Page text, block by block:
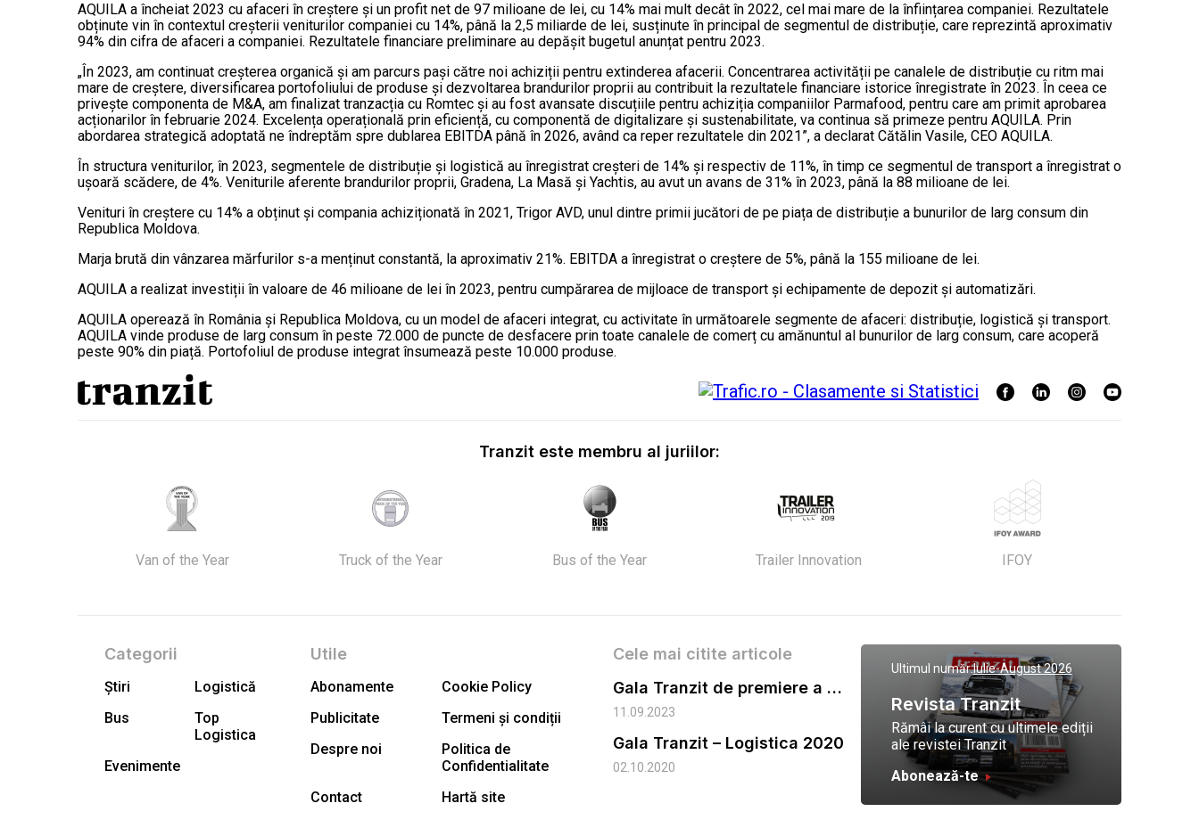
Abonamente Publicitate Contact
AQUILA a încheiat 2023 cu afaceri în creștere și un profit net de 97 milioane de lei, cu 14% mai mult decât în 2022, cel mai mare de la înființarea companiei. Rezultatele
obținute vin în contextul creșterii veniturilor companiei cu 14%, până la 2,5 miliarde de lei, susținute în principal de segmentul de distribuție, care reprezintă aproximativ
94% din cifra de afaceri a companiei. Rezultatele financiare preliminare au depășit bugetul anunțat pentru 2023.
„În 2023, am continuat creșterea organică și am parcurs pași către noi achiziții pentru extinderea afacerii. Concentrarea activității pe canalele de distribuție cu ritm mai
mare de creștere, diversificarea portofoliului de produse și dezvoltarea brandurilor proprii au contribuit la rezultatele financiare istorice înregistrate în 2023. În ceea ce
privește componenta de M&A, am finalizat tranzacția cu Romtec și au fost avansate discuțiile pentru achiziția companiilor Parmafood, pentru care am primit aprobarea
acționarilor în februarie 2024. Excelența operațională prin eficiență, cu componentă de digitalizare și sustenabilitate, va continua să primeze pentru AQUILA. Prin
abordarea strategică adoptată ne îndreptăm spre dublarea EBITDA până în 2026, având ca reper rezultatele din 2021”, a declarat Cătălin Vasile, CEO AQUILA.
În structura veniturilor, în 2023, segmentele de distribuție și logistică au înregistrat creșteri de 14% și respectiv de 11%, în timp ce segmentul de transport a înregistrat o
ușoară scădere, de 4%. Veniturile aferente brandurilor proprii, Gradena, La Masă și Yachtis, au avut un avans de 31% în 2023, până la 88 milioane de lei.
Venituri în creștere cu 14% a obținut și compania achiziționată în 2021, Trigor AVD, unul dintre primii jucători de pe piața de distribuție a bunurilor de larg consum din
Republica Moldova.
Marja brută din vânzarea mărfurilor s-a menținut constantă, la aproximativ 21%. EBITDA a înregistrat o creștere de 5%, până la 155 milioane de lei.
AQUILA a realizat investiții în valoare de 46 milioane de lei în 2023, pentru cumpărarea de mijloace de transport și echipamente de depozit și automatizări.
AQUILA operează în România și Republica Moldova, cu un model de afaceri integrat, cu activitate în următoarele segmente de afaceri: distribuție, logistică și transport.
AQUILA vinde produse de larg consum în peste 72.000 de puncte de desfacere prin toate canalele de comerț cu amănuntul al bunurilor de larg consum, care acoperă
peste 90% din piață. Portofoliul de produse integrat însumează peste 10.000 produse.
Tranzit este membru al juriilor:
Van of the Year Truck of the Year Bus of the Year Trailer Innovation IFOY
Categorii
Știri
Logistică
Bus
Top
Logistica
Evenimente
Utile
Abonamente
Cookie Policy
Publicitate
Termeni și condiții
Despre noi
Politica de
Confidentialitate
Contact
Hartă site
Cele mai citite articole
Gala Tranzit de premiere a celor mai eficienti operatori de transport marfa 2023
11.09.2023
Gala Tranzit – Logistica 2020
02.10.2020
Ultimul număr:Iulie-August 2026
Revista Tranzit
Rămâi la curent cu ultimele ediții
ale revistei Tranzit
Abonează-te